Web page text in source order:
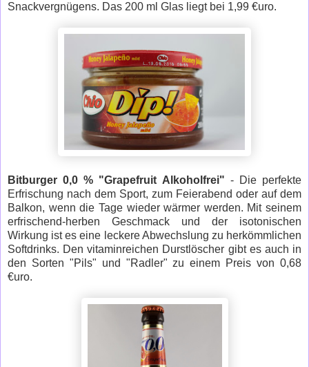
Snackvergnügens. Das 200 ml Glas liegt bei 1,99 €uro.
Bitburger 0,0 % "Grapefruit Alkoholfrei" - Die perfekte
Erfrischung nach dem Sport, zum Feierabend oder auf dem
Balkon, wenn die Tage wieder wärmer werden. Mit seinem
erfrischend-herben Geschmack und der isotonischen
Wirkung ist es eine leckere Abwechslung zu herkömmlichen
Softdrinks. Den vitaminreichen Durstlöscher gibt es auch in
den Sorten "Pils" und "Radler" zu einem Preis von 0,68
€uro.